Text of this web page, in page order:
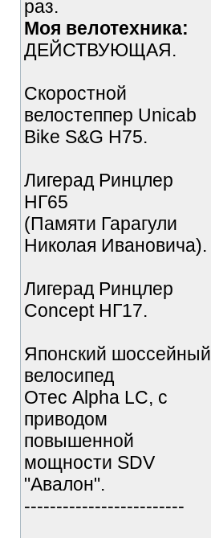
раз.
Моя велотехника:
ДЕЙСТВУЮЩАЯ.
Скоростной
велостеппер Unicab
Bike S&G Н75.
Лигерад Ринцлер
НГ65
(Памяти Гарагули
Николая Ивановича).
Лигерад Ринцлер
Concept НГ17.
Японский шоссейный
велосипед
Отес Alpha LC, с
приводом
повышенной
мощности SDV
"Авалон".
-------------------------